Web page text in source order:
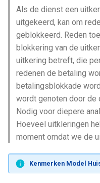
Als de dienst een
uitgekeerd, kan om
geblokkeerd. Reden
blokkering van de
uitkering betreft, die
redenen de betaling
betalingsblokkade
wordt genoten door de
Nodig voor diepere
Hoeveel uitkleringen
moment omdat we de
Kenmerken Model